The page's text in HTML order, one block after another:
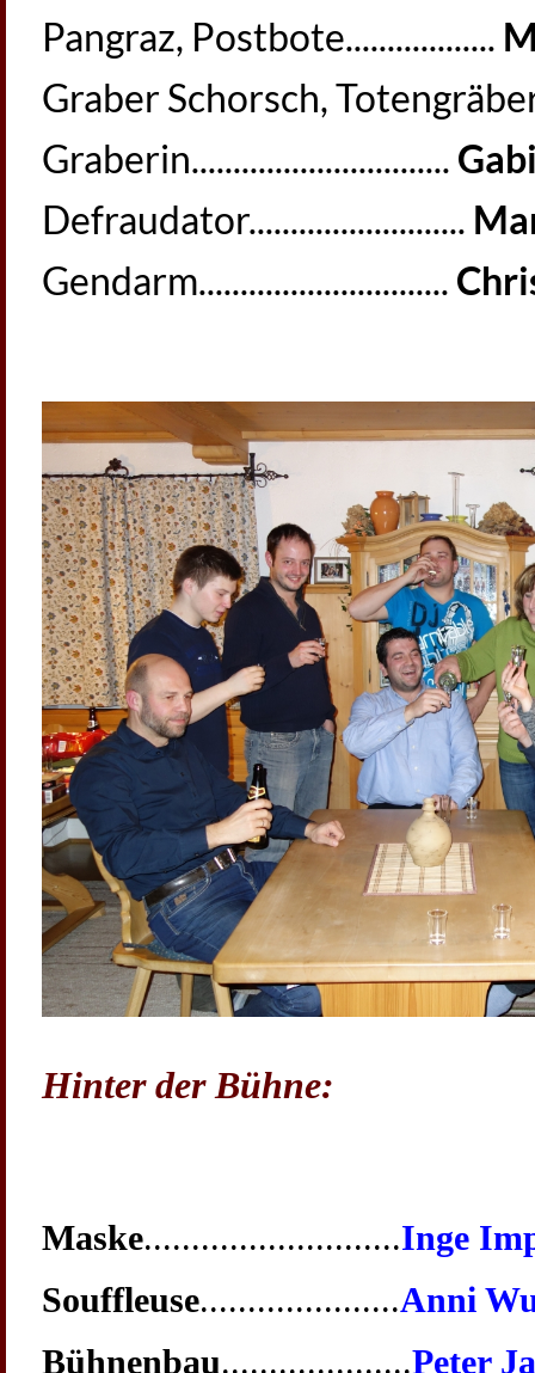
Pangraz, Postbote..................
Graber Schorsch,
Graberin...............................
Defraudator..........................
Gendarm..............................
Hinter der Bühne:
Maske...........................Inge
Souffleuse.....................Anni
Bühnenbau....................Peter